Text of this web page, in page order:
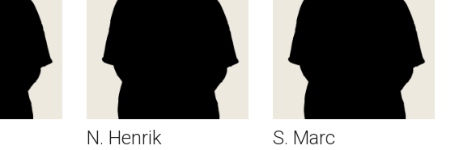
N. Henrik S. Marc